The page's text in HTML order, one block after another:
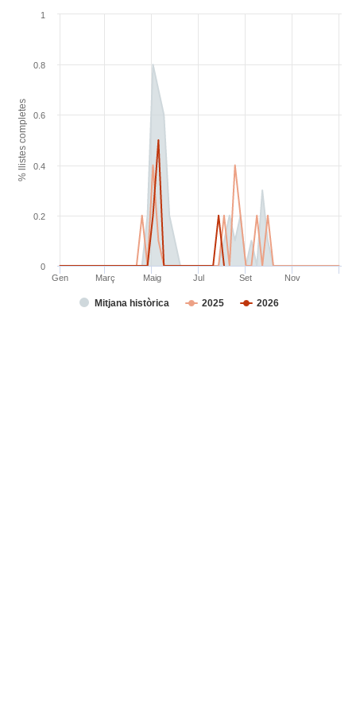
% llistes completes
Mitjana històrica 2025 2026
Gen Març Maig Jul Set Nov
0
0.2
0.4
0.6
0.8
1